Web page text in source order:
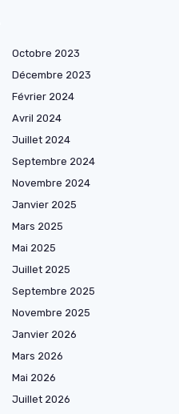
Octobre 2023
Décembre 2023
Février 2024
Avril 2024
Juillet 2024
Septembre 2024
Novembre 2024
Janvier 2025
Mars 2025
Mai 2025
Juillet 2025
Septembre 2025
Novembre 2025
Janvier 2026
Mars 2026
Mai 2026
Juillet 2026